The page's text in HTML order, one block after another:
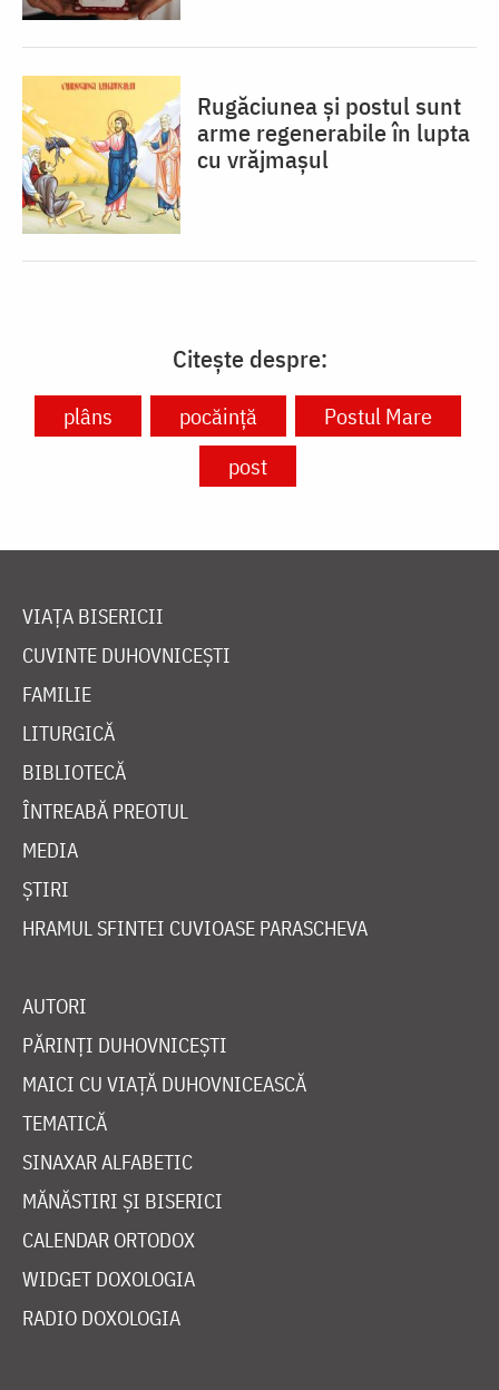
Rugăciunea și postul sunt
arme regenerabile în lupta
cu vrăjmașul
Citește despre:
plâns pocăință
Postul Mare
post
VIAȚA BISERICII
CUVINTE DUHOVNICEȘTI
FAMILIE
LITURGICĂ
BIBLIOTECĂ
ÎNTREABĂ PREOTUL
MEDIA
ȘTIRI
HRAMUL SFINTEI CUVIOASE PARASCHEVA
AUTORI
PĂRINȚI DUHOVNICEȘTI
MAICI CU VIAȚĂ DUHOVNICEASCĂ
TEMATICĂ
SINAXAR ALFABETIC
MĂNĂSTIRI ȘI BISERICI
CALENDAR ORTODOX
WIDGET DOXOLOGIA
RADIO DOXOLOGIA